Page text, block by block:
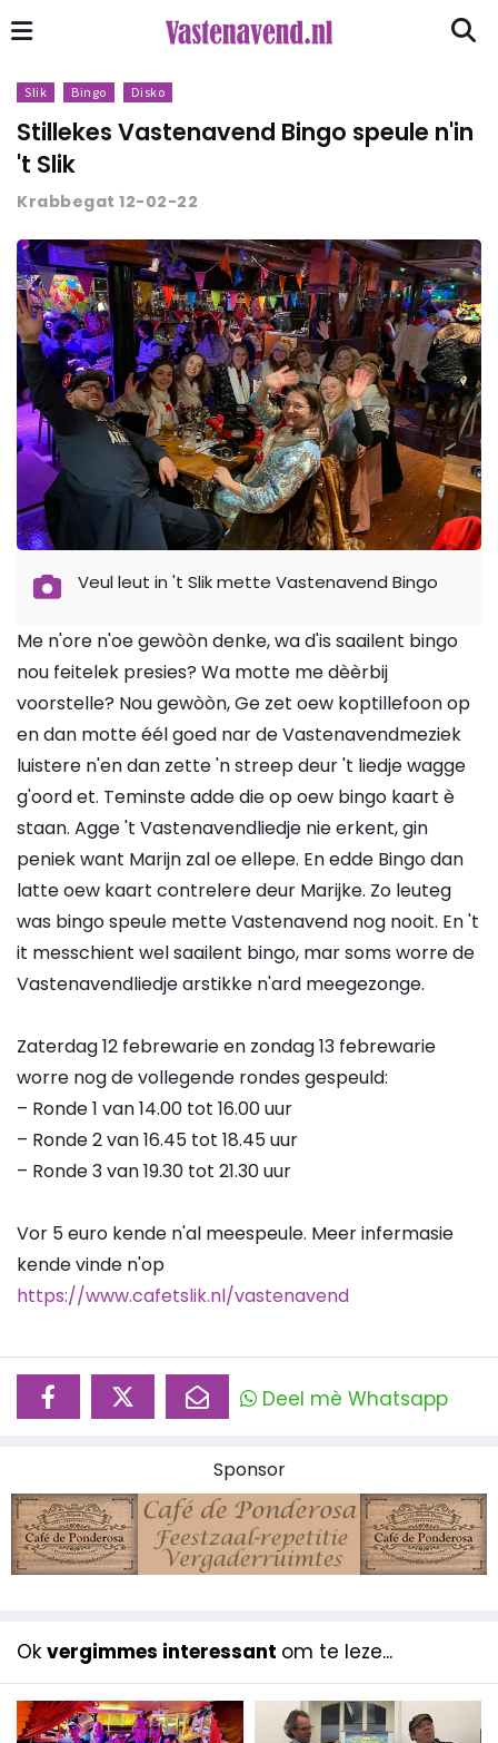
Slik Bingo Disko
Stillekes Vastenavend Bingo speule n'in
't Slik
Krabbegat 12-02-22
Veul leut in 't Slik mette Vastenavend Bingo
Me n'ore n'oe gewòòn denke, wa d'is saailent bingo
nou feitelek presies? Wa motte me dèèrbij
voorstelle? Nou gewòòn, Ge zet oew koptillefoon op
en dan motte éél goed nar de Vastenavendmeziek
luistere n'en dan zette 'n streep deur 't liedje wagge
g'oord et. Teminste adde die op oew bingo kaart è
staan. Agge 't Vastenavendliedje nie erkent, gin
peniek want Marijn zal oe ellepe. En edde Bingo dan
latte oew kaart contrelere deur Marijke. Zo leuteg
was bingo speule mette Vastenavend nog nooit. En 't
it messchient wel saailent bingo, mar soms worre de
Vastenavendliedje arstikke n'ard meegezonge.
Zaterdag 12 febrewarie en zondag 13 febrewarie
worre nog de vollegende rondes gespeuld:
– Ronde 1 van 14.00 tot 16.00 uur
– Ronde 2 van 16.45 tot 18.45 uur
– Ronde 3 van 19.30 tot 21.30 uur
Vor 5 euro kende n'al meespeule. Meer infermasie
kende vinde n'op
https://www.cafetslik.nl/vastenavend
Deel mè Whatsapp
Sponsor
Ok vergimmes interessant om te leze...